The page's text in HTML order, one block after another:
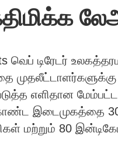
வெப் டிரேடர்
எளிதான
இடைமுகத்தை
மற்றும் 80